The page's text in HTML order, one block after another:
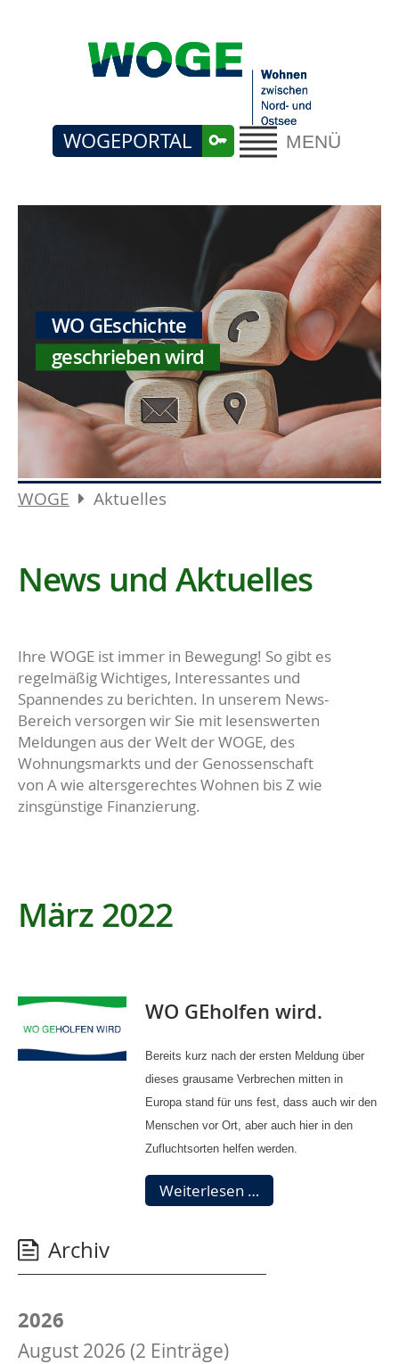
MENÜ
WOGEPORTAL
WO GEschichte
geschrieben wird
WOGE Aktuelles
News und Aktuelles
Ihre WOGE ist immer in Bewegung! So gibt es
regelmäßig Wichtiges, Interessantes und
Spannendes zu berichten. In unserem News-
Bereich versorgen wir Sie mit lesenswerten
Meldungen aus der Welt der WOGE, des
Wohnungsmarkts und der Genossenschaft
von A wie altersgerechtes Wohnen bis Z wie
zinsgünstige Finanzierung.
März 2022
WO GEholfen wird.
Bereits kurz nach der ersten Meldung über
dieses grausame Verbrechen mitten in
Europa stand für uns fest, dass auch wir den
Menschen vor Ort, aber auch hier in den
Zufluchtsorten helfen werden.
Weiterlesen … WO
GEholfen
Archiv
2026
August 2026 (2 Einträge)